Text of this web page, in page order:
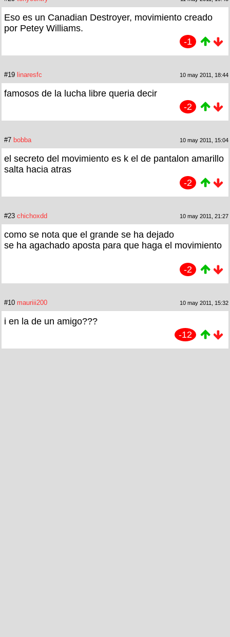
Eso es un Canadian Destroyer, movimiento creado
por Petey Williams.
-1
#19 linaresfc 10 may 2011, 18:44
famosos de la lucha libre queria decir
-2
#7 bobba 10 may 2011, 15:04
el secreto del movimiento es k el de pantalon amarillo
salta hacia atras
-2
#23 chichoxdd 10 may 2011, 21:27
como se nota que el grande se ha dejado
se ha agachado aposta para que haga el movimiento
-2
#10 mauriii200 10 may 2011, 15:32
i en la de un amigo???
-12